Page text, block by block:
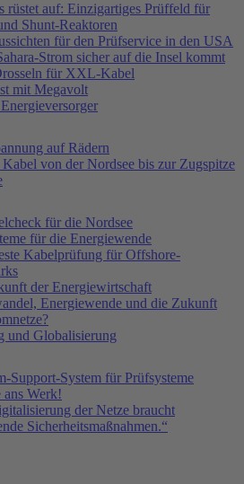
rüstet auf: Einzigartiges Prüffeld für
Shunt-Reaktoren
für den Prüfservice in den USA
Strom sicher auf die Insel kommt
für XXL-Kabel
mit Megavolt
auf Rädern
Kabel von der Nordsee bis zur Zugspitze
für die Nordsee
für die Energiewende
Kabelprüfung für Offshore-
der Energiewirtschaft
Energiewende und die Zukunft
und Globalisierung
Support-System für Prüfsysteme
ans Werk!
der Netze braucht
Sicherheitsmaßnahmen.“